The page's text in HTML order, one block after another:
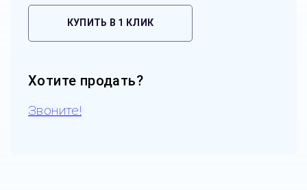
КУПИТЬ В 1 КЛИК
Хотите продать?
Звоните!